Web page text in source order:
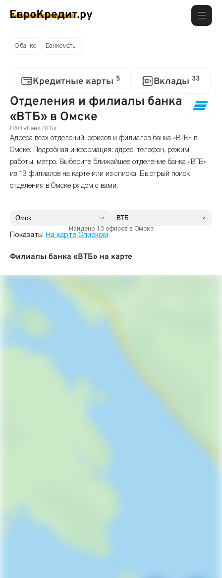
О банке Банкоматы
Кредитные карты 5 Вклады 33
Отделения и филиалы банка
«ВТБ» в Омске
ПАО «Банк ВТБ»
Адреса всех отделений, офисов и филиалов банка «ВТБ» в
Омске. Подробная информация: адрес, телефон, режим
работы, метро. Выберите ближайшее отделение банка «ВТБ»
из 13 филиалов на карте или из списка. Быстрый поиск
отделения в Омске рядом с вами.
Найдено 13 офисов в Омске
Показать: На карте Списком
Филиалы банка «ВТБ» на карте